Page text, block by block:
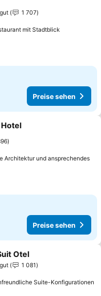
1 707
mit Stadtblick
Preise sehen
hinzufügen
Architektur und ansprechendes
Preise sehen
hinzufügen
Otel
1 081
Suite-Konfigurationen